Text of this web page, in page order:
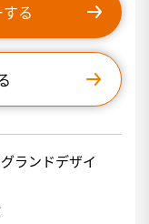
る
ランドデザイ